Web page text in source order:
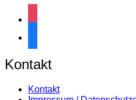
Kontakt
Kontakt